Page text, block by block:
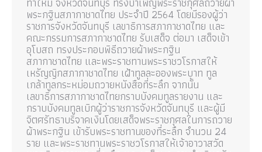
พระกฐินสภากาชาดไทย ประจำปี 2564 โดยมีรองผู้ว่า
ราชการจังหวัดจันทบุรี เลขาธิการสภากาชาดไทย และ
คณะกรรมการสภากาชาดไทย รับเสด็จ ต่อมา เสด็จเข้า
อุโบสถ ทรงประกอบพิธีถวายผ้าพระกฐิน
สภากาชาดไทย และพระราชทานพระราชวโรกาสให้
เหรัญญิกสภากาชาดไทย เฝ้าทูลละอองพระบาท ทูล
เกล้าทูลกระหม่อมถวายหนังสือที่ระลึก จากนั้น
เลขาธิการสภากาชาดไทยกราบบังคมทูลรายงาน และ
กราบบังคมทูลเบิกผู้ว่าราชการจังหวัดจันทบุรี และผู้มี
จิตศรัทธาบริจาคเงินโดยเสด็จพระราชกุศลในการถวาย
ผ้าพระกฐิน เข้ารับพระราชทานของที่ระลึก จำนวน 24
ราย และพระราชทานพระราชวโรกาสให้เจ้าอาวาสวัด